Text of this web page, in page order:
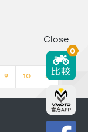
9 10 >>
Close
0